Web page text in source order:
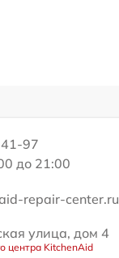
97
до 21:00
repair-center.ru
улица, дом 4
центра KitchenAid